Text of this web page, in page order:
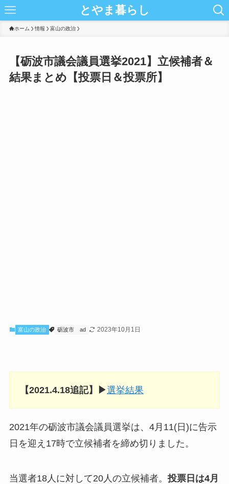
とやま暮らし
ホーム 情報 富山の政治
【砺波市議会議員選挙2021】立候補者＆
結果まとめ【投票日＆投票所】
富山の政治 砺波市 ad 2023年10月1日
【2021.4.18追記】▶︎選挙結果
2021年の砺波市議会議員選挙は、4月11(日)に告示
日を迎え17時で立候補者を締め切りました。
当選者18人に対して20人の立候補者。 投票日は4月